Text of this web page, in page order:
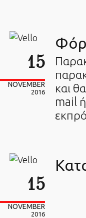
15
NOVEMBER
2016
και
mail
15
NOVEMBER
2016